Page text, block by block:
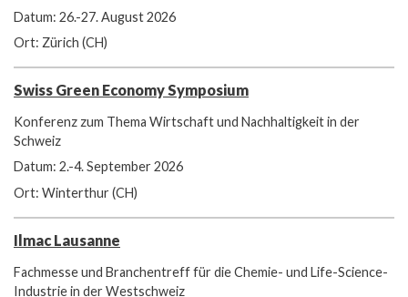
Datum: 26.-27. August 2026
Ort: Zürich (CH)
Swiss Green Economy Symposium
Konferenz zum Thema Wirtschaft und Nachhaltigkeit in der
Schweiz
Datum: 2.-4. September 2026
Ort: Winterthur (CH)
Ilmac Lausanne
Fachmesse und Branchentreff für die Chemie- und Life-Science-
Industrie in der Westschweiz